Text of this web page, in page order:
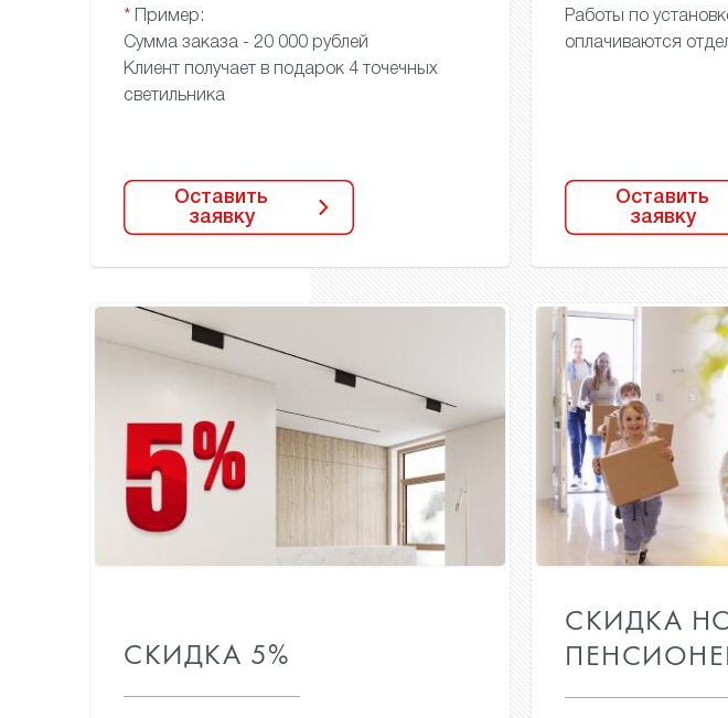
* Пример:
Сумма заказа - 20 000 рублей
Клиент получает в подарок 4 точечных
светильника
Оставить
заявку
Работы по
оплачиваются
Оставить
заявку
СКИДКА 5%
СКИДКА